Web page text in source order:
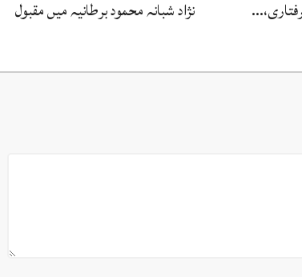
نژاد شبانہ محمود برطانیہ میں مقبول